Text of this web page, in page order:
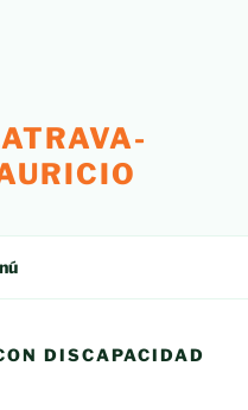
DISCAPACIDAD